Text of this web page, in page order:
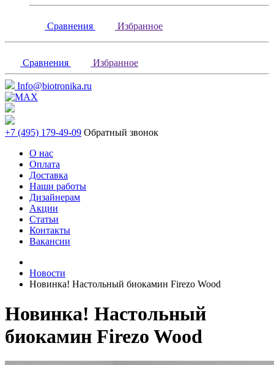
Сравнения Избранное
Сравнения Избранное
Info@biotronika.ru
+7 (495) 179-49-09 Обратный звонок
О нас
Оплата
Доставка
Наши работы
Дизайнерам
Акции
Статьи
Контакты
Вакансии
Новости
Новинка! Настольный биокамин Firezo Wood
Новинка! Настольный
биокамин Firezo Wood